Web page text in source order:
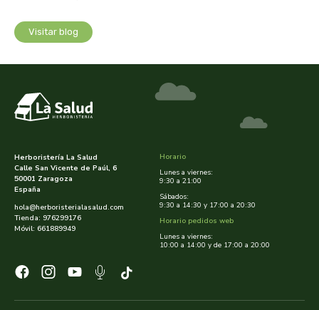
Visitar blog
Herboristería La Salud
Calle San Vicente de Paúl, 6
50001 Zaragoza
España
hola@herboristerialasalud.com
Tienda: 976299176
Móvil: 661889949
Horario
Lunes a viernes:
9:30 a 21:00
Sábados:
9:30 a 14:30 y 17:00 a 20:30
Horario pedidos web
Lunes a viernes:
10:00 a 14:00 y de 17:00 a 20:00
corpore sano
cosmo naturel
deiters
dento produts
designs for health